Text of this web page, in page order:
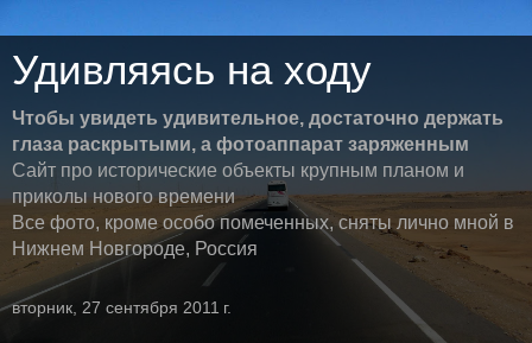
Удивляясь на ходу
Чтобы увидеть удивительное, достаточно держать
глаза раскрытыми, а фотоаппарат заряженным
Сайт про исторические объекты крупным планом и
приколы нового времени
Все фото, кроме особо помеченных, сняты лично мной в
Нижнем Новгороде, Россия
вторник, 27 сентября 2011 г.